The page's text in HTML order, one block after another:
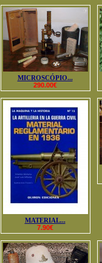
MICROSCÓPIO...
290.00€
MATERIAL...
7.90€